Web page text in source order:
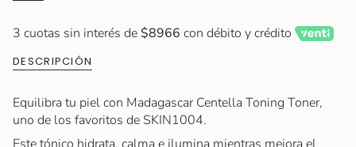
3 cuotas sin interés de$8966 con débito y crédito
DESCRIPCIÓN
Equilibra tu piel con Madagascar Centella Toning Toner,
uno de los favoritos de SKIN1004.